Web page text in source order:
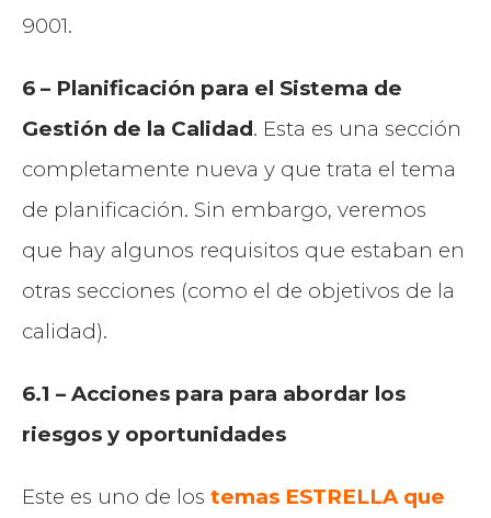
9001.
6 – Planificación para el Sistema de
Gestión de la Calidad. Esta es una sección
completamente nueva y que trata el tema
de planificación. Sin embargo, veremos
que hay algunos requisitos que estaban en
otras secciones (como el de objetivos de la
calidad).
6.1 – Acciones para para abordar los
riesgos y oportunidades
Este es uno de los temas ESTRELLA que